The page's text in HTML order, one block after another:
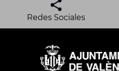
Redes Sociales